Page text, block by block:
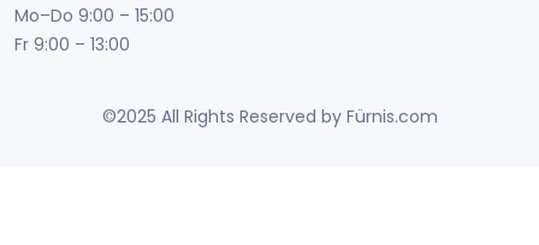
Mo–Do 9:00 – 15:00
Fr 9:00 – 13:00
©2025 All Rights Reserved by Fürnis.com